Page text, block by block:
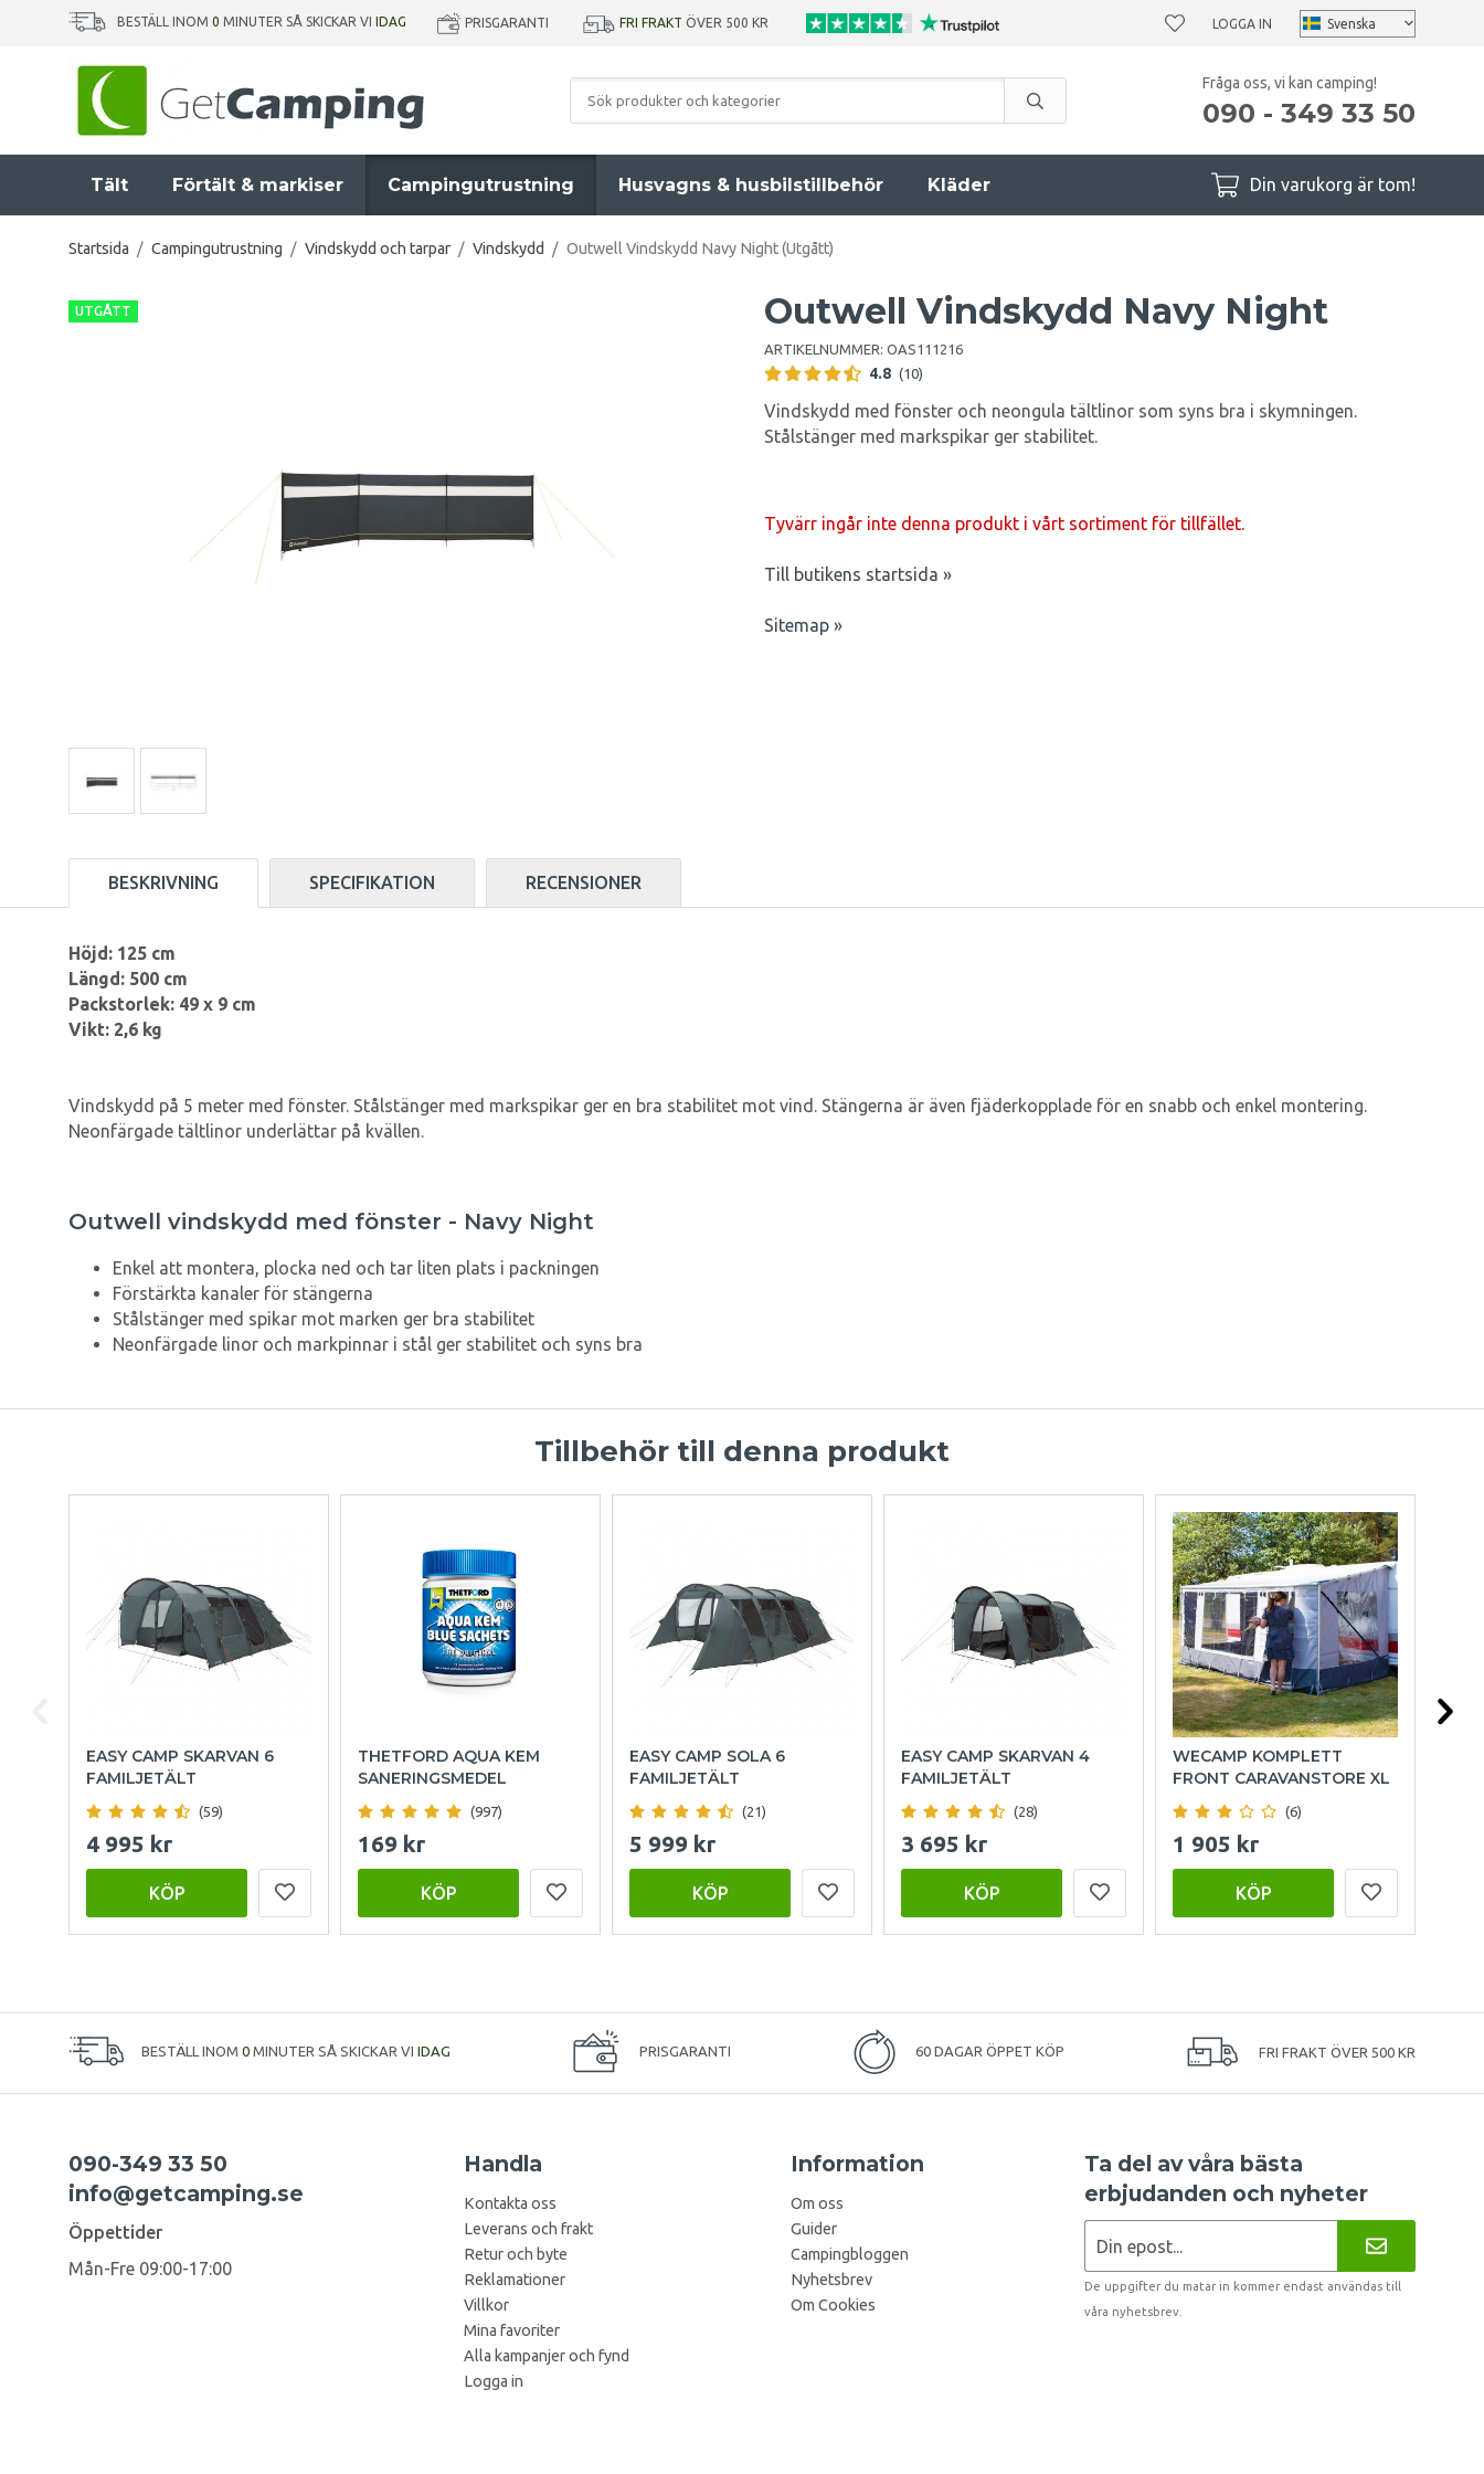
BESTÄLL INOM 0 MINUTER SÅ SKICKAR VI IDAG PRISGARANTI FRI FRAKT ÖVER 500 KR LOGGA IN
Fråga oss, vi kan camping!
090 - 349 33 50
Tält Förtält & markiser Campingutrustning Husvagns & husbilstillbehör Kläder Din varukorg är tom!
Startsida / Campingutrustning / Vindskydd och tarpar / Vindskydd / Outwell Vindskydd Navy Night (Utgått)
UTGÅTT Outwell Vindskydd Navy Night
ARTIKELNUMMER: OAS111216
4.8 (10)
Vindskydd med fönster och neongula tältlinor som syns bra i skymningen.
Stålstänger med markspikar ger stabilitet.
Tyvärr ingår inte denna produkt i vårt sortiment för tillfället.
Till butikens startsida »
Sitemap »
BESKRIVNING SPECIFIKATION RECENSIONER
Höjd: 125 cm
Längd: 500 cm
Packstorlek: 49 x 9 cm
Vikt: 2,6 kg
Vindskydd på 5 meter med fönster. Stålstänger med markspikar ger en bra stabilitet mot vind. Stängerna är även fjäderkopplade för en snabb och enkel montering.
Neonfärgade tältlinor underlättar på kvällen.
Outwell vindskydd med fönster - Navy Night
Enkel att montera, plocka ned och tar liten plats i packningen
Förstärkta kanaler för stängerna
Stålstänger med spikar mot marken ger bra stabilitet
Neonfärgade linor och markpinnar i stål ger stabilitet och syns bra
Tillbehör till denna produkt
EASY CAMP SKARVAN 6
FAMILJETÄLT
(59)
4 995 kr
KÖP
THETFORD AQUA KEM
SANERINGSMEDEL
(997)
169 kr
KÖP
EASY CAMP SOLA 6
FAMILJETÄLT
(21)
5 999 kr
KÖP
EASY CAMP SKARVAN 4
FAMILJETÄLT
(28)
3 695 kr
KÖP
WECAMP KOMPLETT
FRONT CARAVANSTORE XL
(6)
1 905 kr
KÖP
BESTÄLL INOM 0 MINUTER SÅ SKICKAR VI IDAG PRISGARANTI 60 DAGAR ÖPPET KÖP FRI FRAKT ÖVER 500 KR
090-349 33 50
info@getcamping.se
Öppettider
Mån-Fre 09:00-17:00
Handla
Kontakta oss
Leverans och frakt
Retur och byte
Reklamationer
Villkor
Mina favoriter
Alla kampanjer och fynd
Logga in
Information
Om oss
Guider
Campingbloggen
Nyhetsbrev
Om Cookies
Ta del av våra bästa
erbjudanden och nyheter
De uppgifter du matar in kommer endast användas till
våra nyhetsbrev.